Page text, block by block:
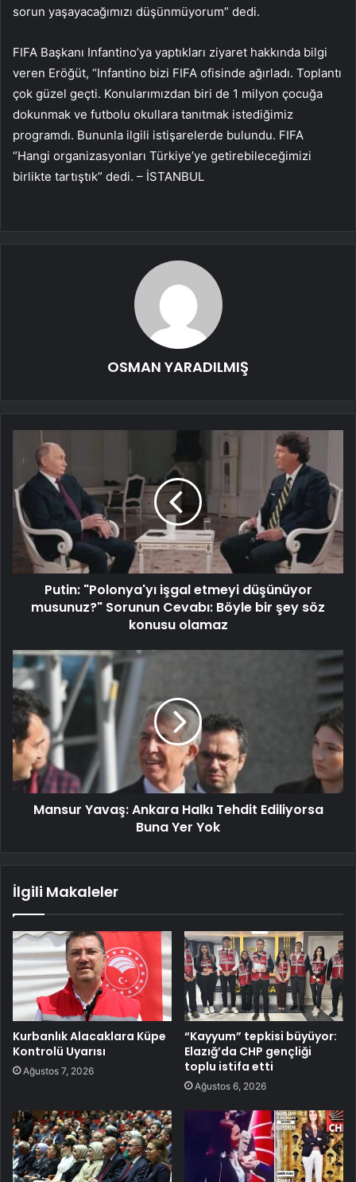
sorun yaşayacağımızı düşünmüyorum” dedi.
FIFA Başkanı Infantino’ya yaptıkları ziyaret hakkında bilgi
veren Eröğüt, “Infantino bizi FIFA ofisinde ağırladı. Toplantı
çok güzel geçti. Konularımızdan biri de 1 milyon çocuğa
dokunmak ve futbolu okullara tanıtmak istediğimiz
programdı. Bununla ilgili istişarelerde bulundu. FIFA
“Hangi organizasyonları Türkiye’ye getirebileceğimizi
birlikte tartıştık” dedi. – İSTANBUL
OSMAN YARADILMIŞ
Putin: "Polonya'yı işgal etmeyi düşünüyor
musunuz?" Sorunun Cevabı: Böyle bir şey söz
konusu olamaz
Mansur Yavaş: Ankara Halkı Tehdit Ediliyorsa
Buna Yer Yok
İlgili Makaleler
Kurbanlık Alacaklara Küpe
Kontrolü Uyarısı
Ağustos 7, 2026
“Kayyum” tepkisi büyüyor:
Elazığ’da CHP gençliği
toplu istifa etti
Ağustos 6, 2026